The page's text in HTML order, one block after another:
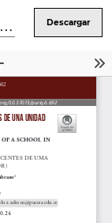
Descargar